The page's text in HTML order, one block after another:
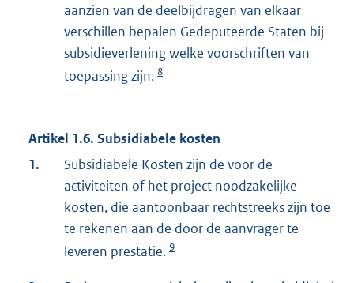
aanzien van de deelbijdragen van elkaar
verschillen bepalen Gedeputeerde Staten bij
subsidieverlening welke voorschriften van
toepassing zijn. 8
Artikel 1.6. Subsidiabele kosten
1.
Subsidiabele Kosten zijn de voor de
activiteiten of het project noodzakelijke
kosten, die aantoonbaar rechtstreeks zijn toe
te rekenen aan de door de aanvrager te
leveren prestatie. 9